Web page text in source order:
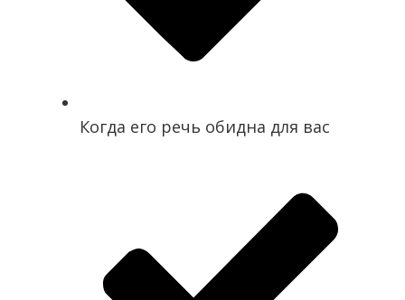
Когда его речь обидна для вас